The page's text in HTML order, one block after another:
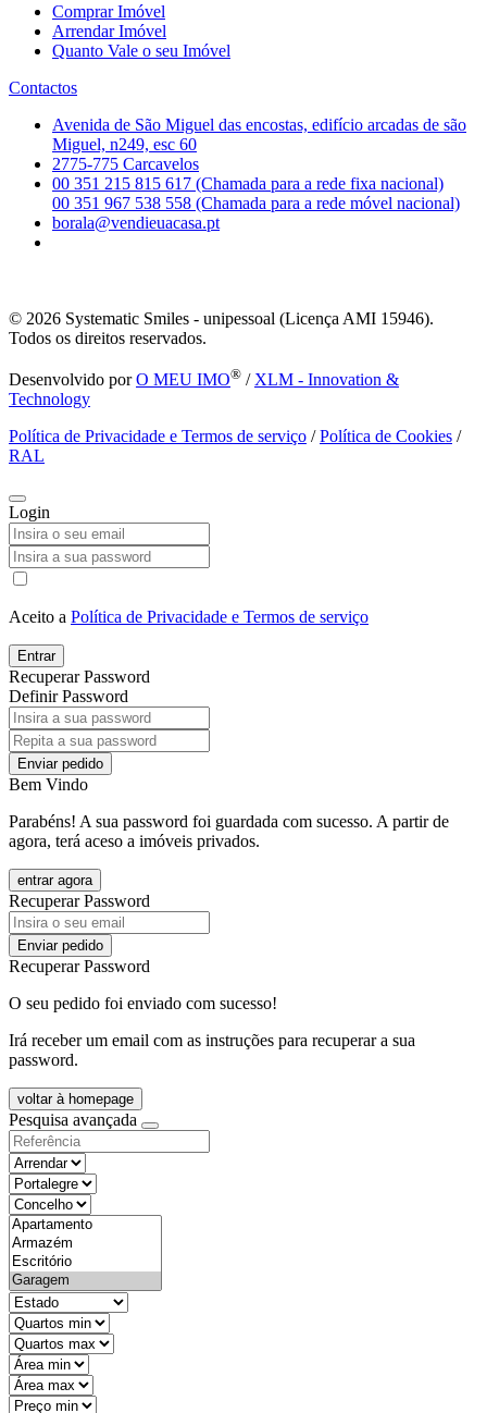
Comprar Imóvel
Arrendar Imóvel
Quanto Vale o seu Imóvel
Contactos
Avenida de São Miguel das encostas, edifício arcadas de são
Miguel, n249, esc 60
2775-775 Carcavelos
00 351 215 815 617 (Chamada para a rede fixa nacional)
00 351 967 538 558 (Chamada para a rede móvel nacional)
borala@vendieuacasa.pt
© 2026 Systematic Smiles - unipessoal (Licença AMI 15946).
Todos os direitos reservados.
Desenvolvido porO MEU IMO® / XLM - Innovation &
Technology
Política de Privacidade e Termos de serviço /Política de Cookies /
RAL
Login
Aceito a Política de Privacidade e Termos de serviço
Entrar
Recuperar Password
Definir Password
Enviar pedido
Bem Vindo
Parabéns! A sua password foi guardada com sucesso. A partir de
agora, terá aceso a imóveis privados.
entrar agora
Recuperar Password
Enviar pedido
Recuperar Password
O seu pedido foi enviado com sucesso!
Irá receber um email com as instruções para recuperar a sua
password.
voltar à homepage
Pesquisa avançada
objective
districtId
countyId
types
state
mintypo
maxtypo
minarea
maxarea
minprice